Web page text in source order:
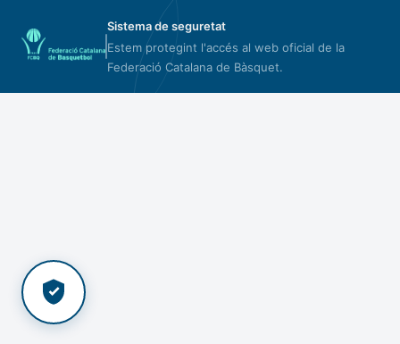
Sistema de seguretat
Estem protegint l'accés al web oficial de la
Federació Catalana de Bàsquet.